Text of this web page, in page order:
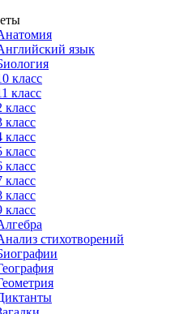
язык
класс
класс
класс
класс
класс
класс
класс
класс
класс
класс
стихотворений